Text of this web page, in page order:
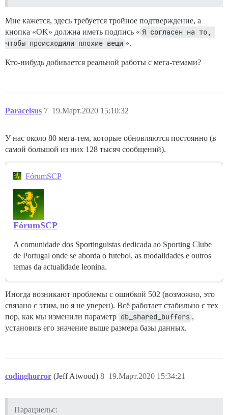
Мне кажется, здесь требуется тройное подтверждение, а
кнопка «OK» должна иметь подпись « Я согласен на то,
чтобы происходили плохие вещи ».
Кто-нибудь добивается реальной работы с мега-темами?
Paracelsus 19.Март.2020 15:10:32
7
У нас около 80 мега-тем, которые обновляются постоянно (в
самой большой из них 128 тысяч сообщений).
FórumSCP
FórumSCP
A comunidade dos Sportinguistas dedicada ao Sporting Clube
de Portugal onde se aborda o futebol, as modalidades e outros
temas da actualidade leonina.
Иногда возникают проблемы с ошибкой 502 (возможно, это
связано с этим, но я не уверен). Всё работает стабильно с тех
пор, как мы изменили параметр db_shared_buffers ,
установив его значение выше размера базы данных.
codinghorror (Jeff Atwood) 19.Март.2020 15:34:21
8
Парациельс: